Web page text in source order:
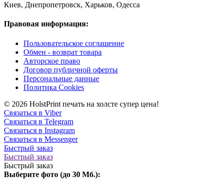
Киев, Днепропетровск, Харьков, Одесса
Правовая информация:
Пользовательское соглашение
Обмен - возврат товара
Авторское право
Договор публичной оферты
Персональные данные
Политика Cookies
© 2026 HolstPrint печать на холсте супер цена!
Связаться в Viber
Связаться в Telegram
Связаться в Instagram
Связаться в Messenger
Быстрый заказ
Быстрый заказ
Быстрый заказ
Выберите фото (до 30 Мб.):